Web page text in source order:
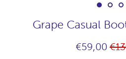
Grape Casual
€59,00